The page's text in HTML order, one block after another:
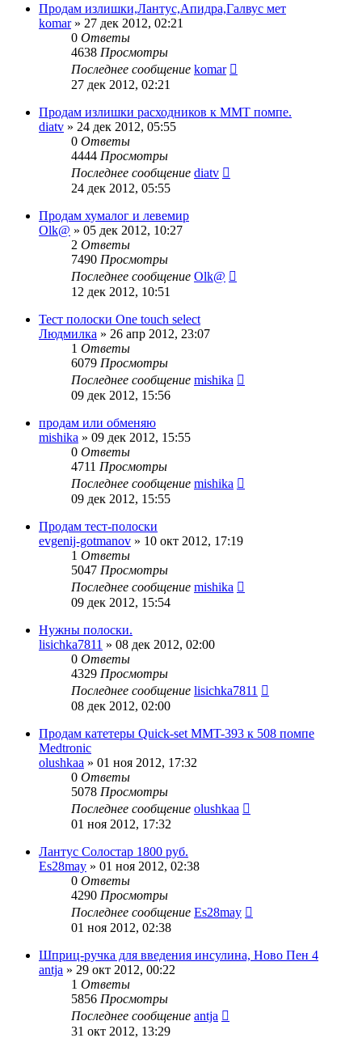
Продам излишки,Лантус,Апидра,Галвус мет
komar» 27 дек 2012, 02:21
0 Ответы
4638 Просмотры
Последнее сообщение komar
27 дек 2012, 02:21
Продам излишки расходников к ММТ помпе.
diatv » 24 дек 2012, 05:55
0 Ответы
4444 Просмотры
Последнее сообщение diatv
24 дек 2012, 05:55
Продам хумалог и левемир
Olk@ » 05 дек 2012, 10:27
2 Ответы
7490 Просмотры
Последнее сообщение Olk@
12 дек 2012, 10:51
Тест полоски One touch select
Людмилка » 26 апр 2012, 23:07
1 Ответы
6079 Просмотры
Последнее сообщение mishika
09 дек 2012, 15:56
продам или обменяю
mishika » 09 дек 2012, 15:55
0 Ответы
4711 Просмотры
Последнее сообщение mishika
09 дек 2012, 15:55
Продам тест-полоски
evgenij-gotmanov » 10 окт 2012, 17:19
1 Ответы
5047 Просмотры
Последнее сообщение mishika
09 дек 2012, 15:54
Нужны полоски.
lisichka7811 » 08 дек 2012, 02:00
0 Ответы
4329 Просмотры
Последнее сообщение lisichka7811
08 дек 2012, 02:00
Продам катетеры Quick-set MMT-393 к 508 помпе
Medtronic
olushkaa » 01 ноя 2012, 17:32
0 Ответы
5078 Просмотры
Последнее сообщение olushkaa
01 ноя 2012, 17:32
Лантус Солостар 1800 руб.
Es28may » 01 ноя 2012, 02:38
0 Ответы
4290 Просмотры
Последнее сообщение Es28may
01 ноя 2012, 02:38
Шприц-ручка для введения инсулина, Ново Пен 4
antja » 29 окт 2012, 00:22
1 Ответы
5856 Просмотры
Последнее сообщение antja
31 окт 2012, 13:29